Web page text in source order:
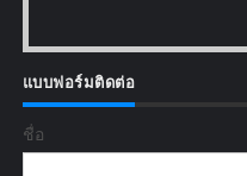
แบบฟอร์มติดต่อ
ชื่อ